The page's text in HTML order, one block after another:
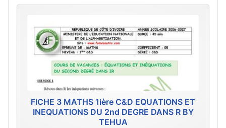
FICHE 3 MATHS 1ière C&D EQUATIONS ET
INEQUATIONS DU 2nd DEGRE DANS R BY
TEHUA